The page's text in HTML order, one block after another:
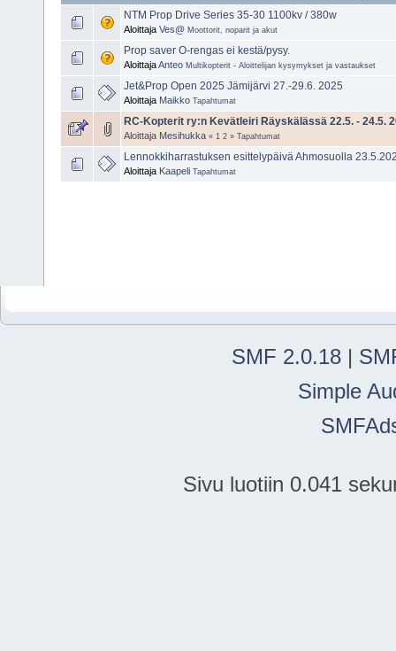
NTM Prop Drive Series 35-30 1100kv / 380w
Aloittaja Ves@ Moottorit, noparit ja akut
Prop saver O-rengas ei kestä/pysy.
AloittajaAnteo Multikopterit - Aloittelijan kysymykset ja vastaukset
Jet&Prop Open 2025 Jämijärvi 27.-29.6. 2025
Aloittaja Maikko Tapahtumat
RC-Kopterit ry:n Kevätleiri Räyskälässä 22.5. - 24.5.
Aloittaja Mesihukka « 1 2 » Tapahtumat
Lennokkiharrastuksen esittelypäivä Ahmosuolla
Aloittaja Kaapeli Tapahtumat
SMF 2.0.18 |
Simple
Sivu luotiin 0.041